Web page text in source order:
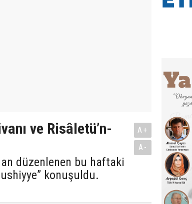
ve Risâletü’n-
düzenlenen bu haftaki
konuşuldu.
A+
A-